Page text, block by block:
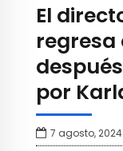
El
regresa
por
7 agosto, 2024